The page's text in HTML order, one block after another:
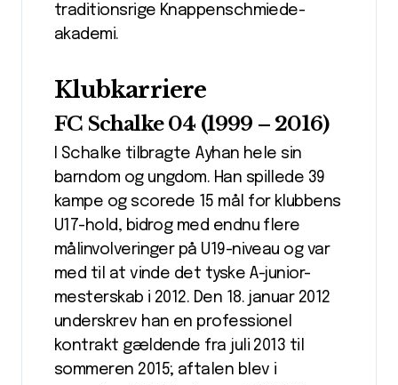
traditionsrige Knappenschmiede-
akademi.
Klubkarriere
FC Schalke 04 (1999 – 2016)
I Schalke tilbragte Ayhan hele sin
barndom og ungdom. Han spillede 39
kampe og scorede 15 mål for klubbens
U17-hold, bidrog med endnu flere
målinvolveringer på U19-niveau og var
med til at vinde det tyske A-junior-
mesterskab i 2012. Den 18. januar 2012
underskrev han en professionel
kontrakt gældende fra juli 2013 til
sommeren 2015; aftalen blev i